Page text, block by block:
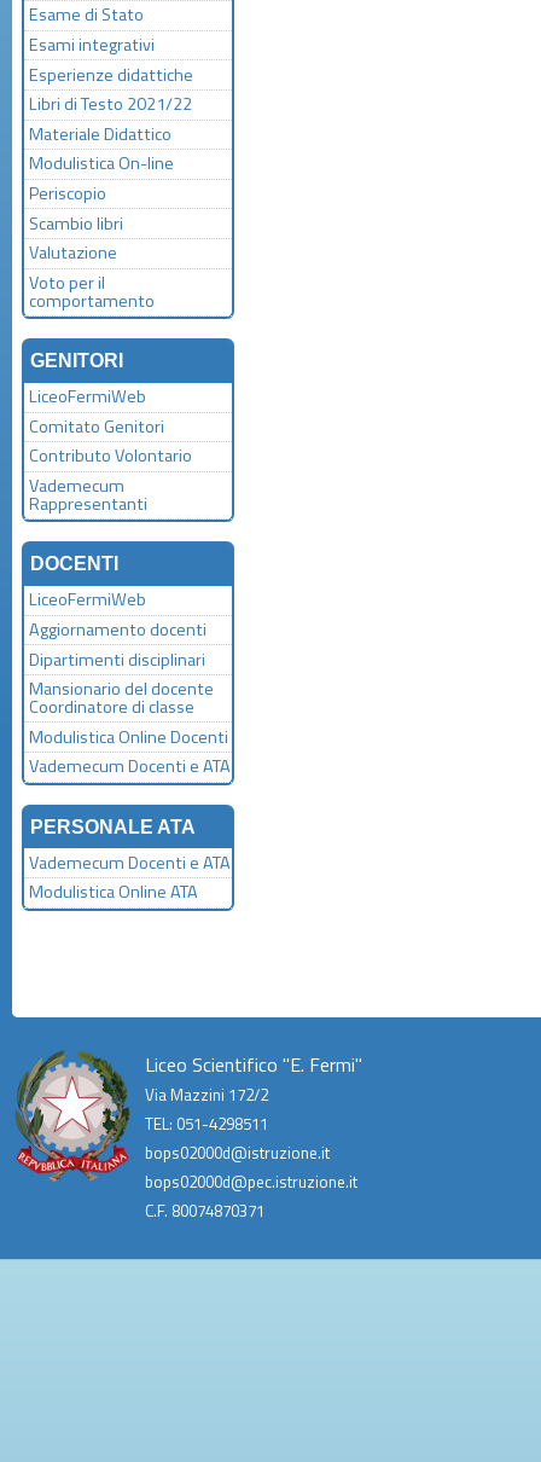
Esame di Stato
Esami integrativi
Esperienze didattiche
Libri di Testo 2021/22
Materiale Didattico
Modulistica On-line
Periscopio
Scambio libri
Valutazione
Voto per il
comportamento
GENITORI
LiceoFermiWeb
Comitato Genitori
Contributo Volontario
Vademecum
Rappresentanti
DOCENTI
LiceoFermiWeb
Aggiornamento docenti
Dipartimenti disciplinari
Mansionario del docente
Coordinatore di classe
Modulistica Online Docenti
Vademecum Docenti e ATA
PERSONALE ATA
Vademecum Docenti e ATA
Modulistica Online ATA
Liceo Scientifico "E. Fermi"
Via Mazzini 172/2
TEL: 051-4298511
bops02000d@istruzione.it
bops02000d@pec.istruzione.it
C.F. 80074870371